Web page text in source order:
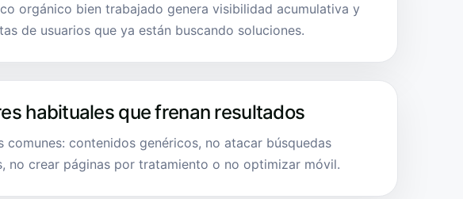
orgánico bien trabajado genera visibilidad acumulativa y
de usuarios que ya están buscando soluciones.
habituales que frenan resultados
comunes: contenidos genéricos, no atacar búsquedas
no crear páginas por tratamiento o no optimizar móvil.